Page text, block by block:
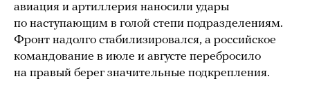
авиация и артиллерия наносили удары
по наступающим в голой степи подразделениям.
Фронт надолго стабилизировался, а российское
командование в июле и августе перебросило
на правый берег значительные подкрепления.